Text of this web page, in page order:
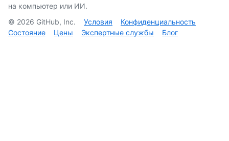
на компьютер или ИИ.
© 2026 GitHub, Inc. Условия
Конфиденциальность
Состояние
Цены Экспертные службы Блог